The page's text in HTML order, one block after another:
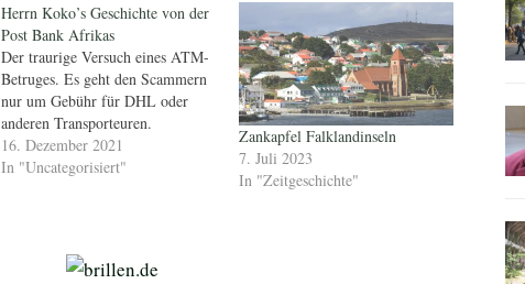
Herrn Koko’s Geschichte von der
Post Bank Afrikas
Der traurige Versuch eines ATM-
Betruges. Es geht den Scammern
nur um Gebühr für DHL oder
anderen Transporteuren.
16. Dezember 2021
In "Uncategorisiert"
Zankapfel Falklandinseln
7. Juli 2023
In "Zeitgeschichte"